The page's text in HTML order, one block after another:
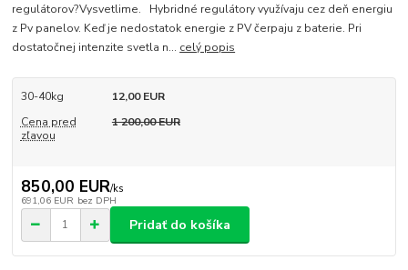
regulátorov?Vysvetlime. Hybridné regulátory využívaju cez deň energiu
z Pv panelov. Keď je nedostatok energie z PV čerpaju z baterie. Pri
dostatočnej intenzite svetla n... celý popis
30-40kg
12,00 EUR
Cena pred
zľavou
1 200,00 EUR
850,00 EUR/ks
691,06 EUR bez DPH
Pridať do košíka